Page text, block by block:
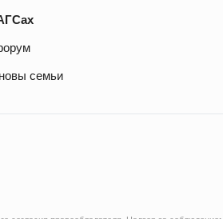
семьи